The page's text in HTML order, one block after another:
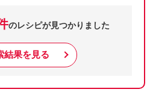
のレシピが見つかりました
結果を見る